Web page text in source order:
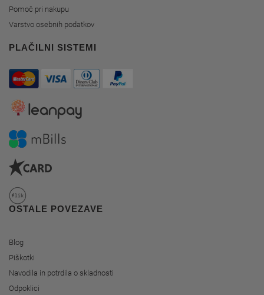
Pomoč pri nakupu
Varstvo osebnih podatkov
PLAČILNI SISTEMI
OSTALE POVEZAVE
Blog
Piškotki
Navodila in potrdila o skladnosti
Odpoklici